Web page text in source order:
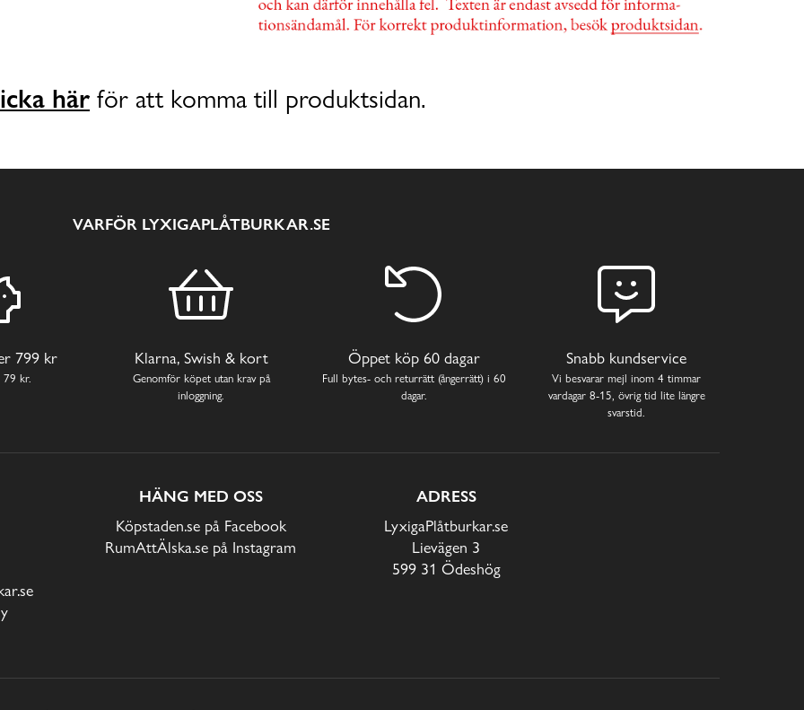
här för att komma till produktsidan.
VARFÖR LYXIGAPLÅTBURKAR.SE
799 kr
79 kr.
Klarna, Swish & kort
Genomför köpet utan krav på
inloggning.
Öppet köp 60 dagar
Full bytes- och returrätt (ångerrätt) i 60
dagar.
Snabb kundservice
Vi besvarar mejl inom 4 timmar
vardagar 8-15, övrig tid lite längre
svarstid.
HÄNG MED OSS
Köpstaden.se på Facebook
RumAttÄlska.se på Instagram
ADRESS
LyxigaPlåtburkar.se
Lievägen 3
599 31 Ödeshög